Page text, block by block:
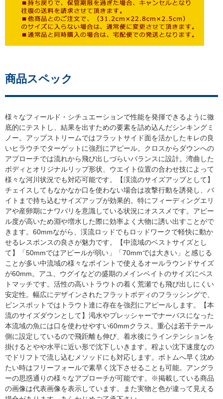
商品スペック
様々なフィールド・シチュエーションで性能を発揮できるように徹
底的にテストし、結果を出すための要素を詰め込んだシンキングミ
ノー。アップストリームではフラットサイド面を活かしたキレの良
いヒラウチでターゲットに強烈にアピール。クロスからダウンへの
アプローチでは流れから飛び出しづらいバランスに設計。湾曲した
ボディとオリジナルリップ形状、ウエイト位置の合わせ技によって
様々な河川状況でも対応可能です。【渓流のサイズアップとして】
チェイスしてもなかなか口を使わない場合は攻撃行動を誘発し、バ
イトまで持ち込むサイズアップが効果的。特にフィーディングエリ
アや産卵期にナワバリを意識している状況にオススメです。アピー
ル度が高いため淵や増水した際に効率よく大物に誘い出すことがで
きます。60mmながら、渓流ロッドでもロッドワークで軽快に動か
せるレスポンスの良さが魅力です。【中流域のベストサイズとし
て】「50mmではアピールが弱い」「70mmでは大きい」と感じる
ことが多い中流域の様々なポイントで使えるオールラウンドサイズ
が60mm。アユ、ウグイなどの盛期のメインベイトのサイズにベス
トマッチです。活性の高いトラウトの着く荒瀬でも飛び出しにくい
安定性。幅広にデザインされたフラットボディのフラッシングで、
ピンスポットではトラウト達に存在を強烈にアピールします。【本
流のサイズダウンとして】渇水やプレッシャーでナーバスになった
本流域の魚には口を使わせやすい60mmクラス。重心は若干テール
側に設定しているので飛距離も伸び、着水後にラインテンションを
掛けるとやや水平に近い形で沈下しいきます。程よい沈下速度なの
でドリフトで流し込むメソッドにも対応します。ボトムへ早く沈め
たい時はフリーフォールで素早く沈下させることも可能。アングラ
ーの思惑通りの様々なアプローチが可能です。※掲載している商品
の画像は代表画像を表示しています。また実物と色が違って見える